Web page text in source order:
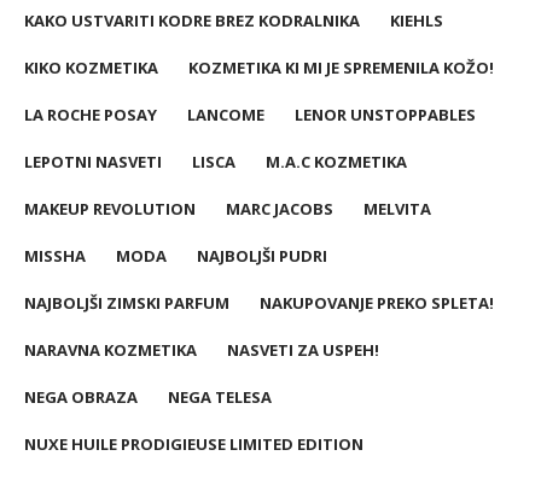
KAKO USTVARITI KODRE BREZ KODRALNIKA KIEHLS
KIKO KOZMETIKA KOZMETIKA KI MI JE SPREMENILA KOŽO!
LA ROCHE POSAY LANCOME LENOR UNSTOPPABLES
LEPOTNI NASVETI LISCA M.A.C KOZMETIKA
MAKEUP REVOLUTION MARC JACOBS MELVITA
MISSHA MODA NAJBOLJŠI PUDRI
NAJBOLJŠI ZIMSKI PARFUM NAKUPOVANJE PREKO SPLETA!
NARAVNA KOZMETIKA NASVETI ZA USPEH!
NEGA OBRAZA NEGA TELESA
NUXE HUILE PRODIGIEUSE LIMITED EDITION